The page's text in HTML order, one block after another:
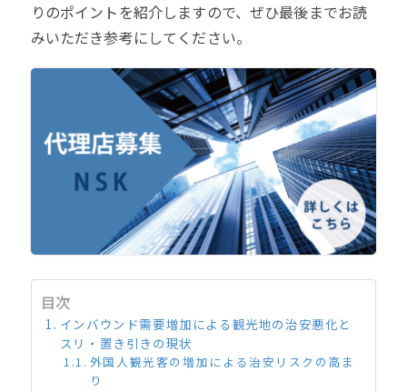
りのポイントを紹介しますので、ぜひ最後までお読
みいただき参考にしてください。
目次
インバウンド需要増加による観光地の治安悪化と
スリ・置き引きの現状
外国人観光客の増加による治安リスクの高ま
り